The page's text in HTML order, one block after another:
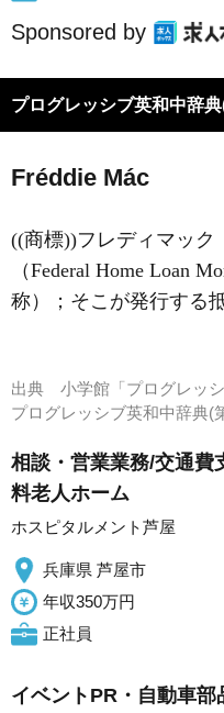
Sponsored by
プログレッシブ英和中辞
Fréddie Mác
((商標))フレディマッ
（Federal Home Loan
称）；そこが発行する
出典 小学館「プログレッ
プログレッシブ英和中辞
相談・営業業務/交通費
料老人ホーム
ホスピタルメント芦屋
兵庫県 芦屋市
年収350万円
正社員
イベントPR・自動車